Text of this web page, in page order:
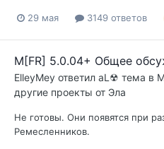
29 мая 3149 ответов
M[FR] 5.0.04+ Общее
ElleyMey ответил aL☢ тема в
другие проекты от Эла
Не готовы. Они появятся при
Ремесленников.